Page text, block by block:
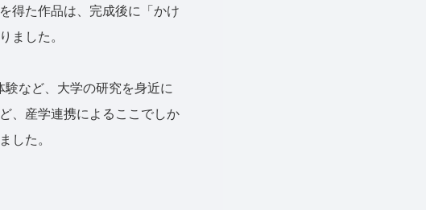
得た作品は、完成後に「かけ
ました。
など、大学の研究を身近に
、産学連携によるここでしか
した。